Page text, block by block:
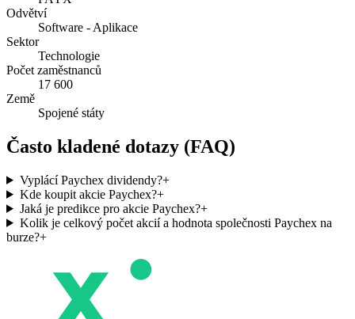
Odvětví
Software - Aplikace
Sektor
Technologie
Počet zaměstnanců
17 600
Země
Spojené státy
Často kladené dotazy (FAQ)
Vyplácí Paychex dividendy?+
Kde koupit akcie Paychex?+
Jaká je predikce pro akcie Paychex?+
Kolik je celkový počet akcií a hodnota společnosti Paychex na
burze?+